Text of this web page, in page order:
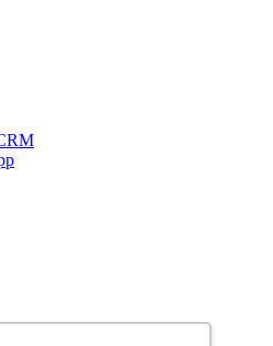
por dentro de novidades e